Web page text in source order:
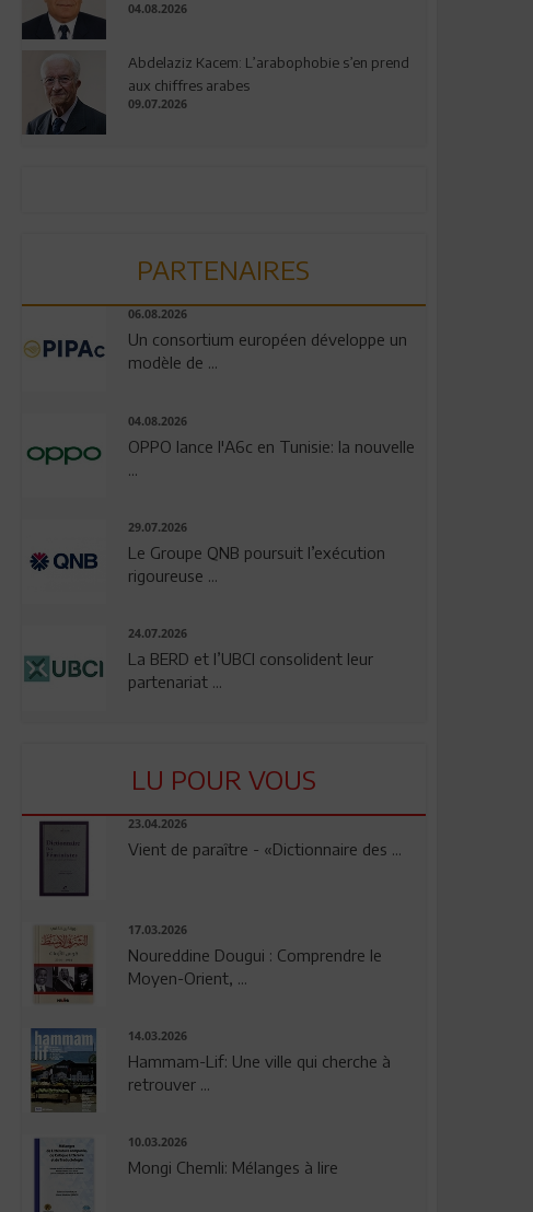
04.08.2026
Abdelaziz Kacem: L’arabophobie s’en prend
aux chiffres arabes
09.07.2026
PARTENAIRES
06.08.2026
Un consortium européen développe un
modèle de ...
04.08.2026
OPPO lance l'A6c en Tunisie: la nouvelle
29.07.2026
Le Groupe QNB poursuit l’exécution
rigoureuse ...
24.07.2026
La BERD et l’UBCI consolident leur
partenariat ...
LU POUR VOUS
23.04.2026
Vient de paraître - «Dictionnaire des ...
17.03.2026
Noureddine Dougui : Comprendre le
Moyen-Orient, ...
14.03.2026
Hammam-Lif: Une ville qui cherche à
retrouver ...
10.03.2026
Mongi Chemli: Mélanges à lire